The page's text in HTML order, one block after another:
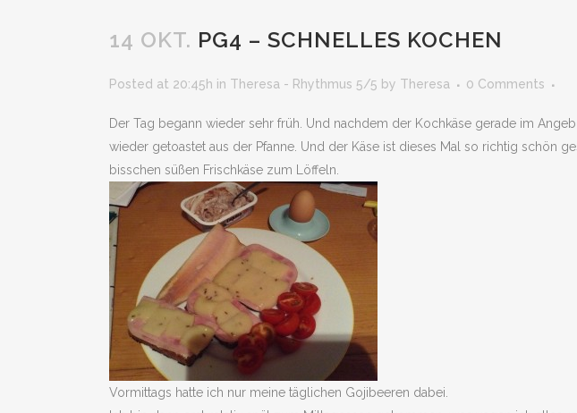
14 OKT. PG4 – SCHNELLES KOCHEN
Posted at 20:45h in Theresa - Rhythmus 5/5 by Theresa 0 Comments
Der Tag begann wieder sehr früh. Und nachdem der Kochkäse gerade im
wieder getoastet aus der Pfanne. Und der Käse ist dieses Mal so richtig schön
bisschen süßen Frischkäse zum Löffeln.
Vormittags hatte ich nur meine täglichen Gojibeeren dabei.